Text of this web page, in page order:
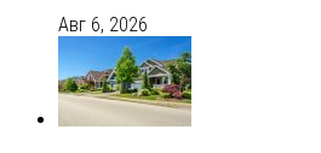
Авг 6, 2026